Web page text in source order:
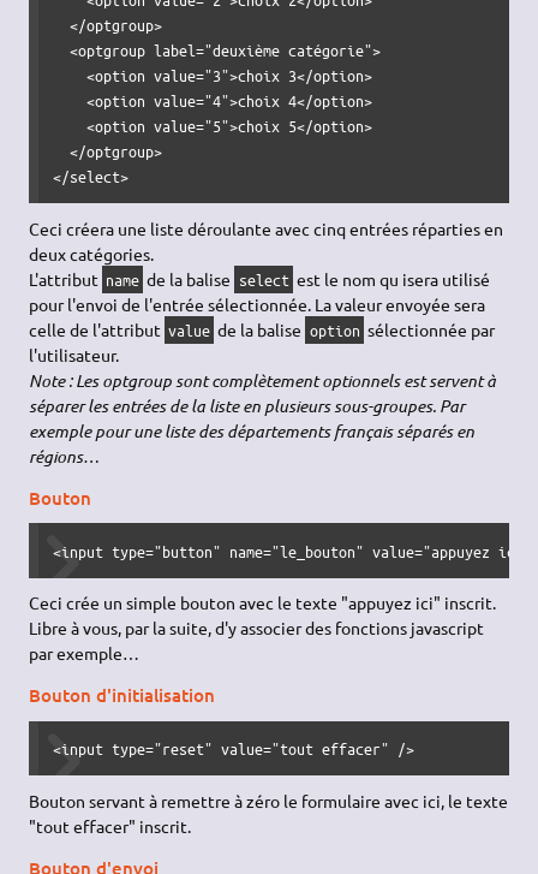
  </optgroup>
  <optgroup label="deuxième catégorie">
    <option value="3">choix 3</option>
    <option value="4">choix 4</option>
    <option value="5">choix 5</option>
  </optgroup>
</select>
Ceci créera une liste déroulante avec cinq entrées réparties en
deux catégories.
L'attribut name de la balise select est le nom qu isera utilisé
pour l'envoi de l'entrée sélectionnée. La valeur envoyée sera
celle de l'attribut value de la balise option sélectionnée par
l'utilisateur.
Note : Les optgroup sont complètement optionnels est servent à
séparer les entrées de la liste en plusieurs sous-groupes. Par
exemple pour une liste des départements français séparés en
régions…
Bouton
<input type="button" name="le_bouton" value="appuyez
Ceci crée un simple bouton avec le texte "appuyez ici" inscrit.
Libre à vous, par la suite, d'y associer des fonctions javascript
par exemple…
Bouton d'initialisation
<input type="reset" value="tout effacer" />
Bouton servant à remettre à zéro le formulaire avec ici, le texte
"tout effacer" inscrit.
Bouton d'envoi